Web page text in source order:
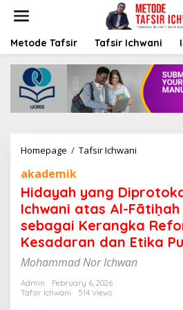
t
Metode Tafsir Tafsir Ichwani
Homepage / Tafsir Ichwani
a
y
a
h
y
a
n
akademik
Hidayah yang
Ichwani atas Al-Fātiḥah
sebagai Kerangka
Kesadaran dan Etika
Mohammad Nor Ichwan
Admin
February 6, 2026
Tafsir Ichwani
514 Views